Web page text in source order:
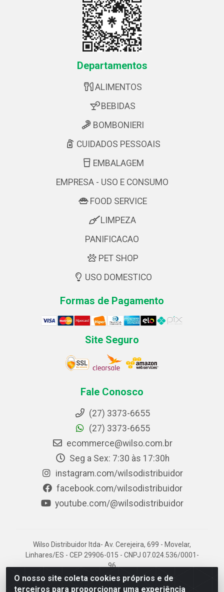
O nosso site coleta cookies próprios e de
terceiros para proporcionar uma experiência
Departamentos
ALIMENTOS
BEBIDAS
BOMBONIERI
CUIDADOS PESSOAIS
EMBALAGEM
EMPRESA - USO E CONSUMO
FOOD SERVICE
LIMPEZA
PANIFICACAO
PET SHOP
USO DOMESTICO
Formas de Pagamento
Site Seguro
Fale Conosco
(27) 3373-6655
(27) 3373-6655
ecommerce@wilso.com.br
Seg a Sex: 7:30 às 17:30h
instagram.com/wilsodistribuidor
facebook.com/wilsodistribuidor
youtube.com/@wilsodistribuidor
Wilso Distribuidor ltda- Av. Cerejeira, 699 - Movelar,
Linhares/ES - CEP 29906-015 - CNPJ 07.024.536/0001-
96